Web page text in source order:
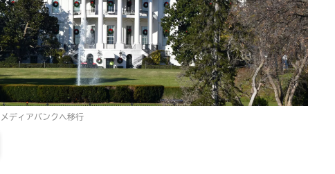
メディアバンクへ移行